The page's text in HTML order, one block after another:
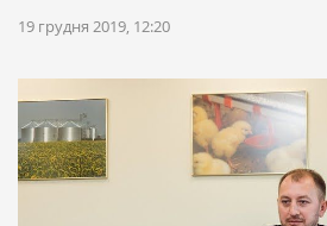
19 грудня 2019, 12:20